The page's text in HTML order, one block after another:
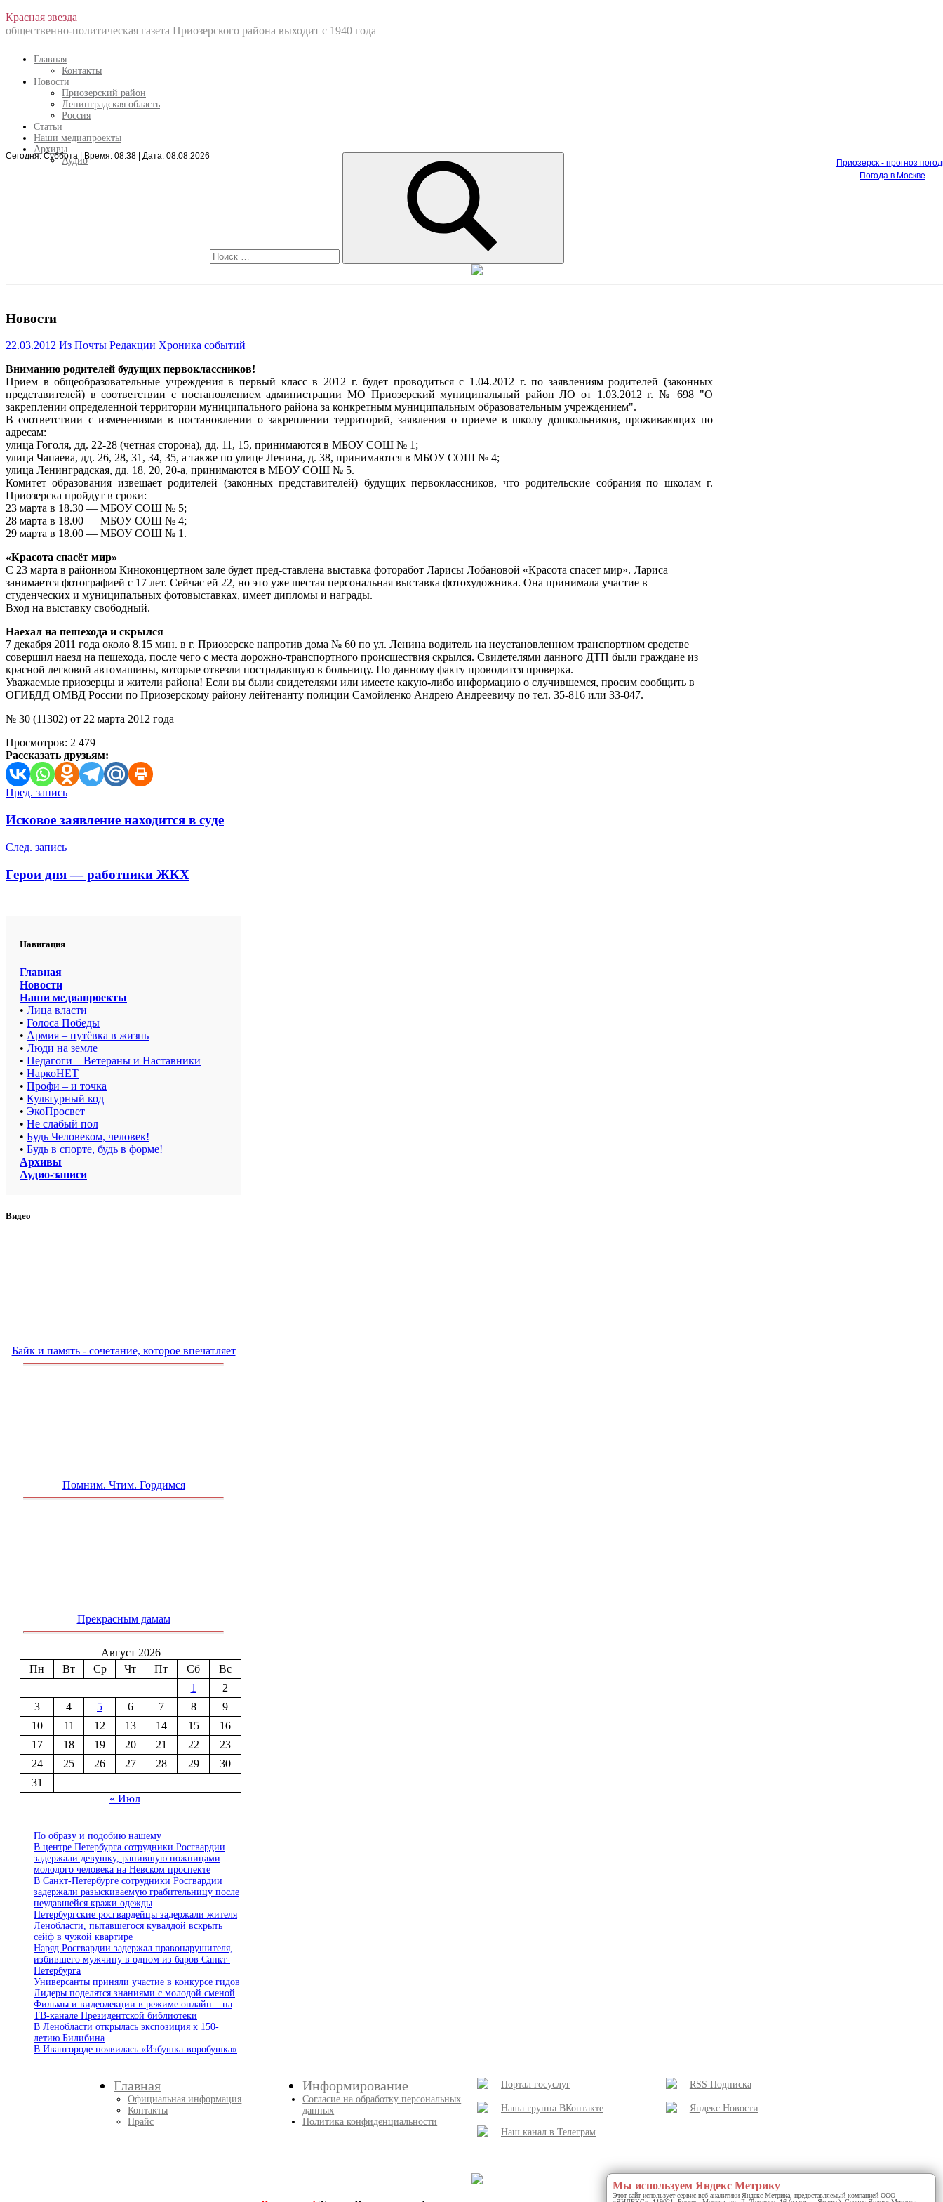
Перейти
к
Красная звезда
общественно-политическая газета Приозерского района выходит с 1940 года
Главная
Контакты
Новости
Приозерский район
Ленинградская область
Россия
Статьи
Наши медиапроекты
Архивы
Аудио
Сегодня: Суббота | Время: 08:38 | Дата: 08.08.2026
Приозерск - прогноз
Погода в Москве
Искать
Новости
22.03.2012 Из Почты Редакции Хроника событий
Вниманию родителей будущих первоклассников!
Прием в общеобразовательные учреждения в первый класс в 2012 г. будет проводиться с 1.04.2012 г. по заявлениям родителей (законных
представителей) в соответствии с постановлением администрации МО Приозерский муниципальный район ЛО от 1.03.2012 г. № 698 "О
закреплении определенной территории муниципального района за конкретным муниципальным образовательным учреждением".
В соответствии с изменениями в постановлении о закреплении территорий, заявления о приеме в школу дошкольников, проживающих по
адресам:
улица Гоголя, дд. 22-28 (четная сторона), дд. 11, 15, принимаются в МБОУ СОШ № 1;
улица Чапаева, дд. 26, 28, 31, 34, 35, а также по улице Ленина, д. 38, принимаются в МБОУ СОШ № 4;
улица Ленинградская, дд. 18, 20, 20-а, принимаются в МБОУ СОШ № 5.
Комитет образования извещает родителей (законных представителей) будущих первоклассников, что родительские собрания по школам г.
Приозерска пройдут в сроки:
23 марта в 18.30 — МБОУ СОШ № 5;
28 марта в 18.00 — МБОУ СОШ № 4;
29 марта в 18.00 — МБОУ СОШ № 1.
«Красота спасёт мир»
С 23 марта в районном Киноконцертном зале будет пред-ставлена выставка фоторабот Ларисы Лобановой «Красота спасет мир». Лариса
занимается фотографией с 17 лет. Сейчас ей 22, но это уже шестая персональная выставка фотохудожника. Она принимала участие в
студенческих и муниципальных фотовыставках, имеет дипломы и награды.
Вход на выставку свободный.
Наехал на пешехода и скрылся
7 декабря 2011 года около 8.15 мин. в г. Приозерске напротив дома № 60 по ул. Ленина водитель на неустановленном транспортном средстве
совершил наезд на пешехода, после чего с места дорожно-транспортного происшествия скрылся. Свидетелями данного ДТП были граждане из
красной легковой автомашины, которые отвезли пострадавшую в больницу. По данному факту проводится проверка.
Уважаемые приозерцы и жители района! Если вы были свидетелями или имеете какую-либо информацию о случившемся, просим сообщить в
ОГИБДД ОМВД России по Приозерскому району лейтенанту полиции Самойленко Андрею Андреевичу по тел. 35-816 или 33-047.
№ 30 (11302) от 22 марта 2012 года
Просмотров: 2 479
Рассказать друзьям:
Навигация
по
Пред. запись
Исковое заявление находится в суде
След. запись
Герои дня — работники ЖКХ
Навигация
Главная
Новости
Наши медиапроекты
• Лица власти
• Голоса Победы
• Армия – путёвка в жизнь
• Люди на земле
• Педагоги – Ветераны и Наставники
• НаркоНЕТ
• Профи – и точка
• Культурный код
• ЭкоПросвет
• Не слабый пол
• Будь Человеком, человек!
• Будь в спорте, будь в форме!
Архивы
Аудио-записи
Видео
Байк и память - сочетание, которое впечатляет
Помним. Чтим. Гордимся
Прекрасным дамам
Август 2026
Пн
Вт Ср Чт Пт Сб
Вс
1
2
3
4 5 6 7 8
9
10
11 12 13 14 15
16
17
18 19 20 21 22
23
24
25 26 27 28 29
30
31
« Июл
По образу и подобию нашему
В центре Петербурга сотрудники Росгвардии
задержали девушку, ранившую ножницами
молодого человека на Невском проспекте
В Санкт-Петербурге сотрудники Росгвардии
задержали разыскиваемую грабительницу после
неудавшейся кражи одежды
Петербургские росгвардейцы задержали жителя
Ленобласти, пытавшегося кувалдой вскрыть
сейф в чужой квартире
Наряд Росгвардии задержал правонарушителя,
избившего мужчину в одном из баров Санкт-
Петербурга
Универсанты приняли участие в конкурсе гидов
Лидеры поделятся знаниями с молодой сменой
Фильмы и видеолекции в режиме онлайн – на
ТВ-канале Президентской библиотеки
В Ленобласти открылась экспозиция к 150-
летию Билибина
В Ивангороде появилась «Избушка-воробушка»
Главная
Официальная информация
Контакты
Прайс
Информирование
Согласие на обработку персональных
данных
Политика конфиденциальности
Портал госуслуг
Наша группа ВКонтакте
Наш канал в Телеграм
RSS Подписка
Яндекс Новости
Мы используем Яндекс Метрику
Этот сайт использует сервис веб-аналитики Яндекс Метрика, предоставляемый компанией ООО